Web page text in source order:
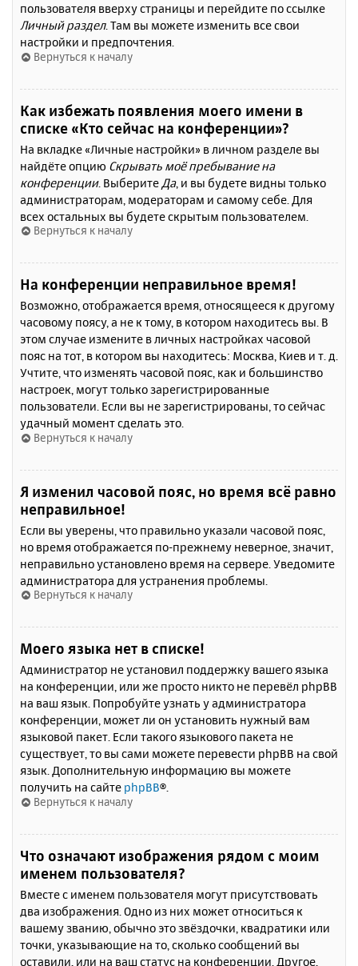
пользователя вверху страницы и перейдите по ссылке
Личный раздел. Там вы можете изменить все свои
настройки и предпочтения.
Вернуться к началу
Как избежать появления моего имени в
списке «Кто сейчас на конференции»?
На вкладке «Личные настройки» в личном разделе вы
найдёте опцию Скрывать моё пребывание на
конференции. Выберите Да, и вы будете видны только
администраторам, модераторам и самому себе. Для
всех остальных вы будете скрытым пользователем.
Вернуться к началу
На конференции неправильное время!
Возможно, отображается время, относящееся к другому
часовому поясу, а не к тому, в котором находитесь вы. В
этом случае измените в личных настройках часовой
пояс на тот, в котором вы находитесь: Москва, Киев и т. д.
Учтите, что изменять часовой пояс, как и большинство
настроек, могут только зарегистрированные
пользователи. Если вы не зарегистрированы, то сейчас
удачный момент сделать это.
Вернуться к началу
Я изменил часовой пояс, но время всё равно
неправильное!
Если вы уверены, что правильно указали часовой пояс,
но время отображается по-прежнему неверное, значит,
неправильно установлено время на сервере. Уведомите
администратора для устранения проблемы.
Вернуться к началу
Моего языка нет в списке!
Администратор не установил поддержку вашего языка
на конференции, или же просто никто не перевёл phpBB
на ваш язык. Попробуйте узнать у администратора
конференции, может ли он установить нужный вам
языковой пакет. Если такого языкового пакета не
существует, то вы сами можете перевести phpBB на свой
язык. Дополнительную информацию вы можете
получить на сайте phpBB®.
Вернуться к началу
Что означают изображения рядом с моим
именем пользователя?
Вместе с именем пользователя могут присутствовать
два изображения. Одно из них может относиться к
вашему званию, обычно это звёздочки, квадратики или
точки, указывающие на то, сколько сообщений вы
оставили, или на ваш статус на конференции. Другое,